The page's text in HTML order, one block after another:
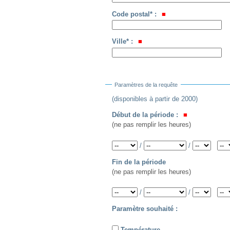
Code postal* :
Ville* :
Paramètres de la requête
(disponibles à partir de 2000)
Début de la période :
(ne pas remplir les heures)
Année /
Mois /
Jour
Heure
Minute
Fin de la période
(ne pas remplir les heures)
Année /
Mois /
Jour
Heure
Minute
Paramètre souhaité :